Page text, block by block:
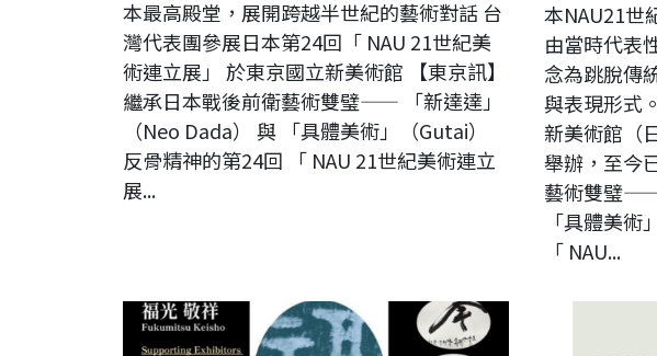
本最高殿堂，展開跨越半世紀的藝術對話 台
灣代表團參展日本第24回「 NAU 21世紀美
術連立展」 於東京國立新美術館 【東京訊】
繼承日本戰後前衛藝術雙璧—— 「新達達」
（Neo Dada） 與 「具體美術」（Gutai）
反骨精神的第24回 「 NAU 21世紀美術連立
展...
本NAU21世
由當時代表
念為跳脫傳
與表現形式
新美術館（
舉辦，至今
藝術雙璧
「具體美
「 NAU...